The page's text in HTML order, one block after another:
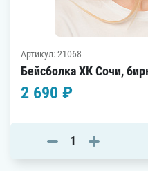
Артикул: 21068
Бейсболка ХК Сочи,
2 690 ₽